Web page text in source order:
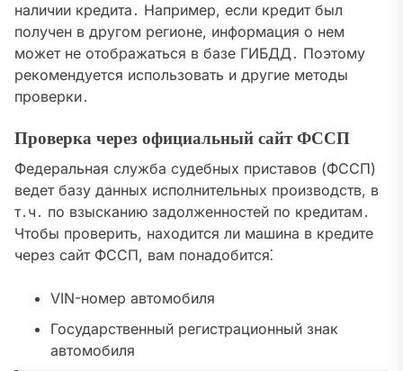
наличии кредита․ Например, если кредит был
получен в другом регионе, информация о нем
может не отображаться в базе ГИБДД․ Поэтому
рекомендуется использовать и другие методы
проверки․
Проверка через официальный сайт ФССП
Федеральная служба судебных приставов (ФССП)
ведет базу данных исполнительных производств, в
т․ч․ по взысканию задолженностей по кредитам․
Чтобы проверить, находится ли машина в кредите
через сайт ФССП, вам понадобится⁚
VIN-номер автомобиля
Государственный регистрационный знак
автомобиля